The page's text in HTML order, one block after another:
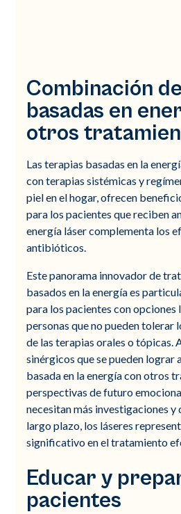
Combinación
basadas en
otros
Las terapias basadas en la
con terapias sistémicas y
piel en el hogar, ofrecen
para los pacientes que reciben
energía láser complementa los
antibióticos.
Este panorama innovador de
basados en la energía es
para los pacientes con opciones
personas que no pueden tolerar
de las terapias orales o tópicas.
sinérgicos que se pueden lograr
basada en la energía con otros
perspectivas de futuro
necesitan más investigaciones y
largo plazo, los láseres
significativo en el tratamiento
Educar y
pacientes